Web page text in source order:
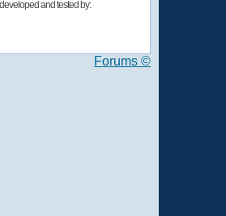
and tested by:
Forums ©